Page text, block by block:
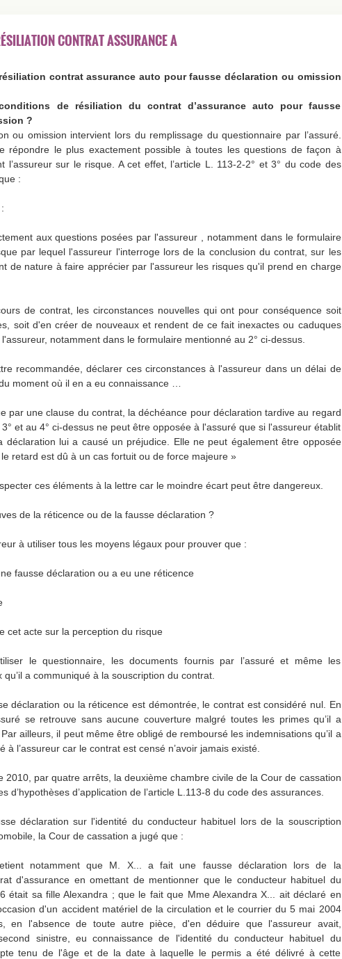
CONTRAT ASSURANCE A
contrat assurance auto pour fausse déclaration ou omission
de résiliation du contrat d’assurance auto pour fausse
?
ou omission intervient lors du remplissage du questionnaire par l’assuré.
répondre le plus exactement possible à toutes les questions de façon à
l’assureur sur le risque. A cet effet, l’article L. 113-2-2° et 3° du code des
:
aux questions posées par l'assureur , notamment dans le formulaire
par lequel l'assureur l'interroge lors de la conclusion du contrat, sur les
de nature à faire apprécier par l'assureur les risques qu'il prend en charge
de contrat, les circonstances nouvelles qui ont pour conséquence soit
soit d'en créer de nouveaux et rendent de ce fait inexactes ou caduques
notamment dans le formulaire mentionné au 2° ci-dessus.
recommandée, déclarer ces circonstances à l'assureur dans un délai de
moment où il en a eu connaissance …
par une clause du contrat, la déchéance pour déclaration tardive au regard
et au 4° ci-dessus ne peut être opposée à l'assuré que si l'assureur établit
déclaration lui a causé un préjudice. Elle ne peut également être opposée
retard est dû à un cas fortuit ou de force majeure »
ces éléments à la lettre car le moindre écart peut être dangereux.
de la réticence ou de la fausse déclaration ?
à utiliser tous les moyens légaux pour prouver que :
fausse déclaration ou a eu une réticence
cet acte sur la perception du risque
le questionnaire, les documents fournis par l’assuré et même les
a communiqué à la souscription du contrat.
déclaration ou la réticence est démontrée, le contrat est considéré nul. En
se retrouve sans aucune couverture malgré toutes les primes qu’il a
ailleurs, il peut même être obligé de remboursé les indemnisations qu’il a
à l’assureur car le contrat est censé n’avoir jamais existé.
2010, par quatre arrêts, la deuxième chambre civile de la Cour de cassation
d’hypothèses d’application de l’article L.113-8 du code des assurances.
déclaration sur l'identité du conducteur habituel lors de la souscription
la Cour de cassation a jugé que :
notamment que M. X... a fait une fausse déclaration lors de la
d'assurance en omettant de mentionner que le conducteur habituel du
était sa fille Alexandra ; que le fait que Mme Alexandra X... ait déclaré en
d'un accident matériel de la circulation et le courrier du 5 mai 2004
en l'absence de toute autre pièce, d'en déduire que l'assureur avait,
sinistre, eu connaissance de l'identité du conducteur habituel du
tenu de l'âge et de la date à laquelle le permis a été délivré à cette